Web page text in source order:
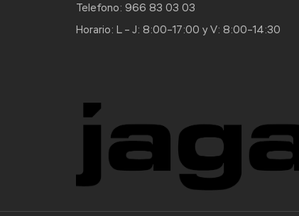
Telefono: 966 83 03 03
Horario: L – J: 8:00–17:00 y V: 8:00–14:30